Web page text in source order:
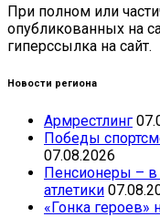
При полном или
опубликованных на
гиперссылка на сайт.
Новости региона
Армрестлинг
Победы
07.08.2026
Пенсионеры – в
атлетики
«Гонка героев»